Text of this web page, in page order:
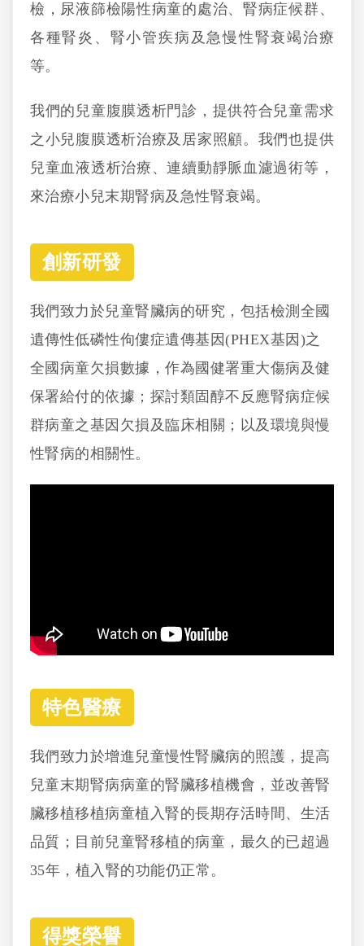
檢，尿液篩檢陽性病童的處治、腎病症候群、
各種腎炎、腎小管疾病及急慢性腎衰竭治療
等。
我們的兒童腹膜透析門診，提供符合兒童需求
之小兒腹膜透析治療及居家照顧。我們也提供
兒童血液透析治療、連續動靜脈血濾過術等，
來治療小兒末期腎病及急性腎衰竭。
創新研發
我們致力於兒童腎臟病的研究，包括檢測全國
遺傳性低磷性佝僂症遺傳基因(PHEX基因)之
全國病童欠損數據，作為國健署重大傷病及健
保署給付的依據；探討類固醇不反應腎病症候
群病童之基因欠損及臨床相關；以及環境與慢
性腎病的相關性。
特色醫療
我們致力於增進兒童慢性腎臟病的照護，提高
兒童末期腎病病童的腎臟移植機會，並改善腎
臟移植移植病童植入腎的長期存活時間、生活
品質；目前兒童腎移植的病童，最久的已超過
35年，植入腎的功能仍正常。
得獎榮譽